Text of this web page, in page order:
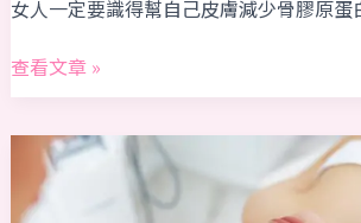
女人一定要識得幫自己皮膚減少骨膠原蛋
薦
查看文章 »
【HIFU
效